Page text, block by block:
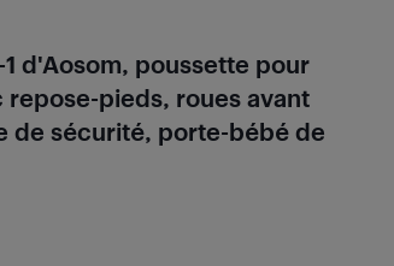
d'Aosom, poussette pour
pieds, roues avant
de sécurité, porte-bébé de